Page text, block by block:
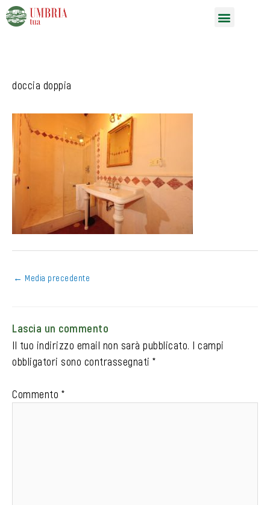
Vai
al
doccia doppia
← Media precedente
Lascia un commento
Il tuo indirizzo email non sarà pubblicato. I campi
obbligatori sono contrassegnati *
Commento *